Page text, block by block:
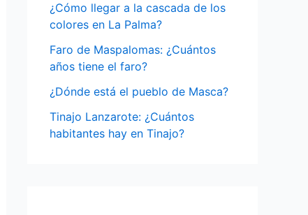
:
¿Cómo llegar a la cascada de los
colores en La Palma?
Faro de Maspalomas: ¿Cuántos
años tiene el faro?
¿Dónde está el pueblo de Masca?
Tinajo Lanzarote: ¿Cuántos
habitantes hay en Tinajo?